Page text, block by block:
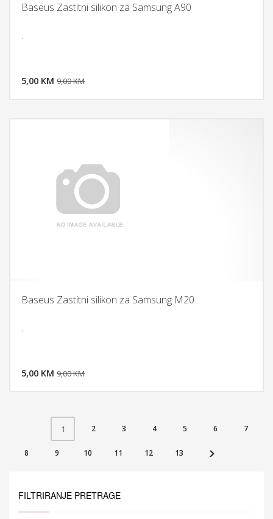
Baseus Zastitni silikon za Samsung A90
.
5,00 KM 9,00 KM
Baseus Zastitni silikon za Samsung M20
.
5,00 KM 9,00 KM
1 2 3 4 5 6 7
8 9 10 11 12 13
FILTRIRANJE PRETRAGE